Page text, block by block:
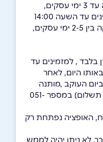
*משלוח עד הבית זמני אספקה עד 3 ימי עסקים,
עד השעה 14:00
*ישובים מרוחקים זמני האספקה בין 2-5 ימי עסקים,
, למזמינים עד
באותו היום, לאחר
ביום העוקב ,מותנה
בתיאום מראש בווטסאפ (לפני תשלום) במספר 051-
משלוח אקספרס 55 ש"ח, האופציה נפתחת רק
לא ניתן יהיה לממש